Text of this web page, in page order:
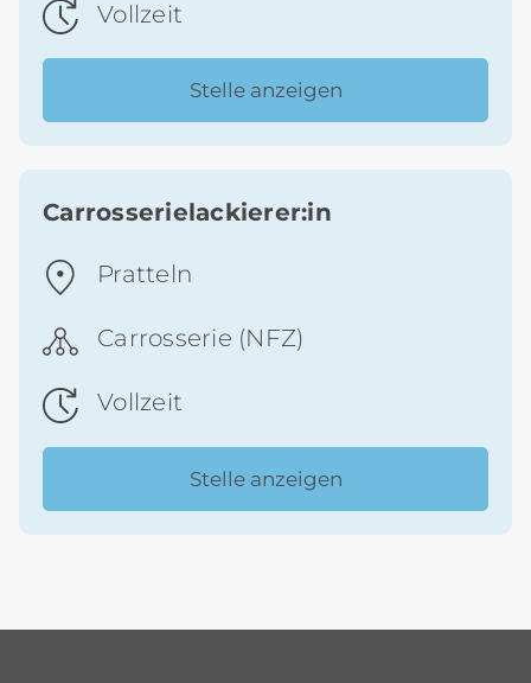
Vollzeit
Stelle anzeigen
Carrosserielackierer:in
Pratteln
Carrosserie (NFZ)
Vollzeit
Stelle anzeigen